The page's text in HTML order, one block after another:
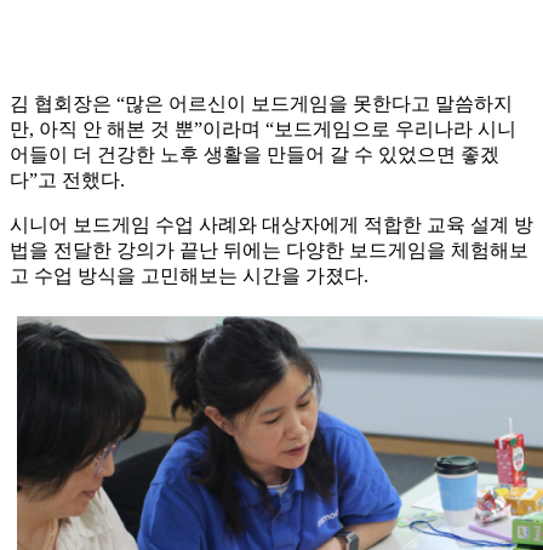
김 협회장은 “많은 어르신이 보드게임을 못한다고 말씀하지
만, 아직 안 해본 것 뿐”이라며 “보드게임으로 우리나라 시니
어들이 더 건강한 노후 생활을 만들어 갈 수 있었으면 좋겠
다”고 전했다.
시니어 보드게임 수업 사례와 대상자에게 적합한 교육 설계 방
법을 전달한 강의가 끝난 뒤에는 다양한 보드게임을 체험해보
고 수업 방식을 고민해보는 시간을 가졌다.